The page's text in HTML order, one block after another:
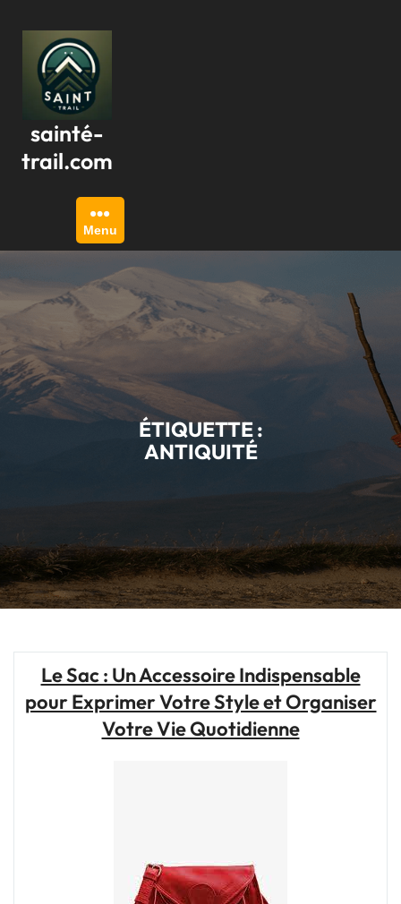
contenu
sainté-
trail.com
Menu
ÉTIQUETTE :
ANTIQUITÉ
Le Sac : Un Accessoire Indispensable
pour Exprimer Votre Style et Organiser
Votre Vie Quotidienne